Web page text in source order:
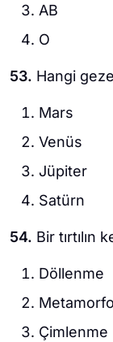
AB
O
53. Hangi
Mars
Venüs
Jüpiter
Satürn
54. Bir tırtılın
Döllenme
Çimlenme